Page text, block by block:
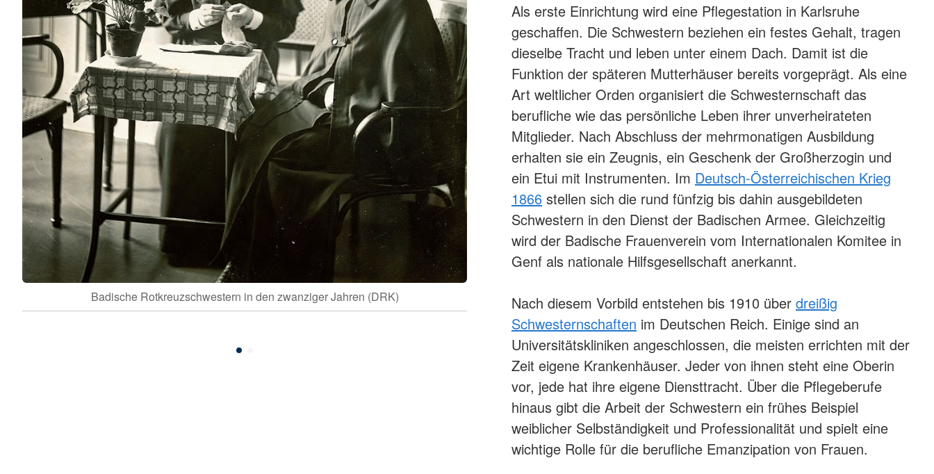
Badische Rotkreuzschwestern in den zwanziger Jahren (DRK)
Großherzogin Luise und Großherzog Friedrich I. von Baden, 1906
Als erste Einrichtung wird eine Pflegestation in Karlsruhe
geschaffen. Die Schwestern beziehen ein festes Gehalt, tragen
dieselbe Tracht und leben unter einem Dach. Damit ist die
Funktion der späteren Mutterhäuser bereits vorgeprägt. Als eine
Art weltlicher Orden organisiert die Schwesternschaft das
berufliche wie das persönliche Leben ihrer unverheirateten
Mitglieder. Nach Abschluss der mehrmonatigen Ausbildung
erhalten sie ein Zeugnis, ein Geschenk der Großherzogin und
ein Etui mit Instrumenten. Im Deutsch-Österreichischen Krieg
1866 stellen sich die rund fünfzig bis dahin ausgebildeten
Schwestern in den Dienst der Badischen Armee. Gleichzeitig
wird der Badische Frauenverein vom Internationalen Komitee in
Genf als nationale Hilfsgesellschaft anerkannt.
Nach diesem Vorbild entstehen bis 1910 über dreißig
Schwesternschaften im Deutschen Reich. Einige sind an
Universitätskliniken angeschlossen, die meisten errichten mit der
Zeit eigene Krankenhäuser. Jeder von ihnen steht eine Oberin
vor, jede hat ihre eigene Diensttracht. Über die Pflegeberufe
hinaus gibt die Arbeit der Schwestern ein frühes Beispiel
weiblicher Selbständigkeit und Professionalität und spielt eine
wichtige Rolle für die berufliche Emanzipation von Frauen.